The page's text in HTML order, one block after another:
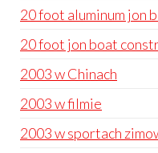
20 foot aluminum jon
20 foot jon boat
2003 w Chinach
2003 w filmie
2003 w sportach